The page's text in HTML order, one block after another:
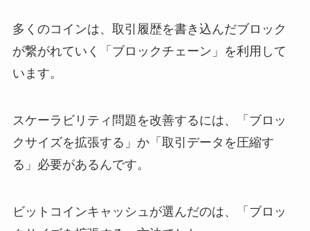
多くのコインは、取引履歴を書き込んだブロック
が繋がれていく「ブロックチェーン」を利用して
います。
スケーラビリティ問題を改善するには、「ブロッ
クサイズを拡張する」か「取引データを圧縮す
る」必要があるんです。
ビットコインキャッシュが選んだのは、「ブロッ